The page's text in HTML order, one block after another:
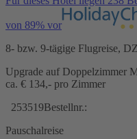
von 89% vor
8- bzw. 9-tägige Flugreise,
Upgrade auf Doppelzimmer
ca. € 134,- pro Zimmer
253519Bestellnr.:
Pauschalreise